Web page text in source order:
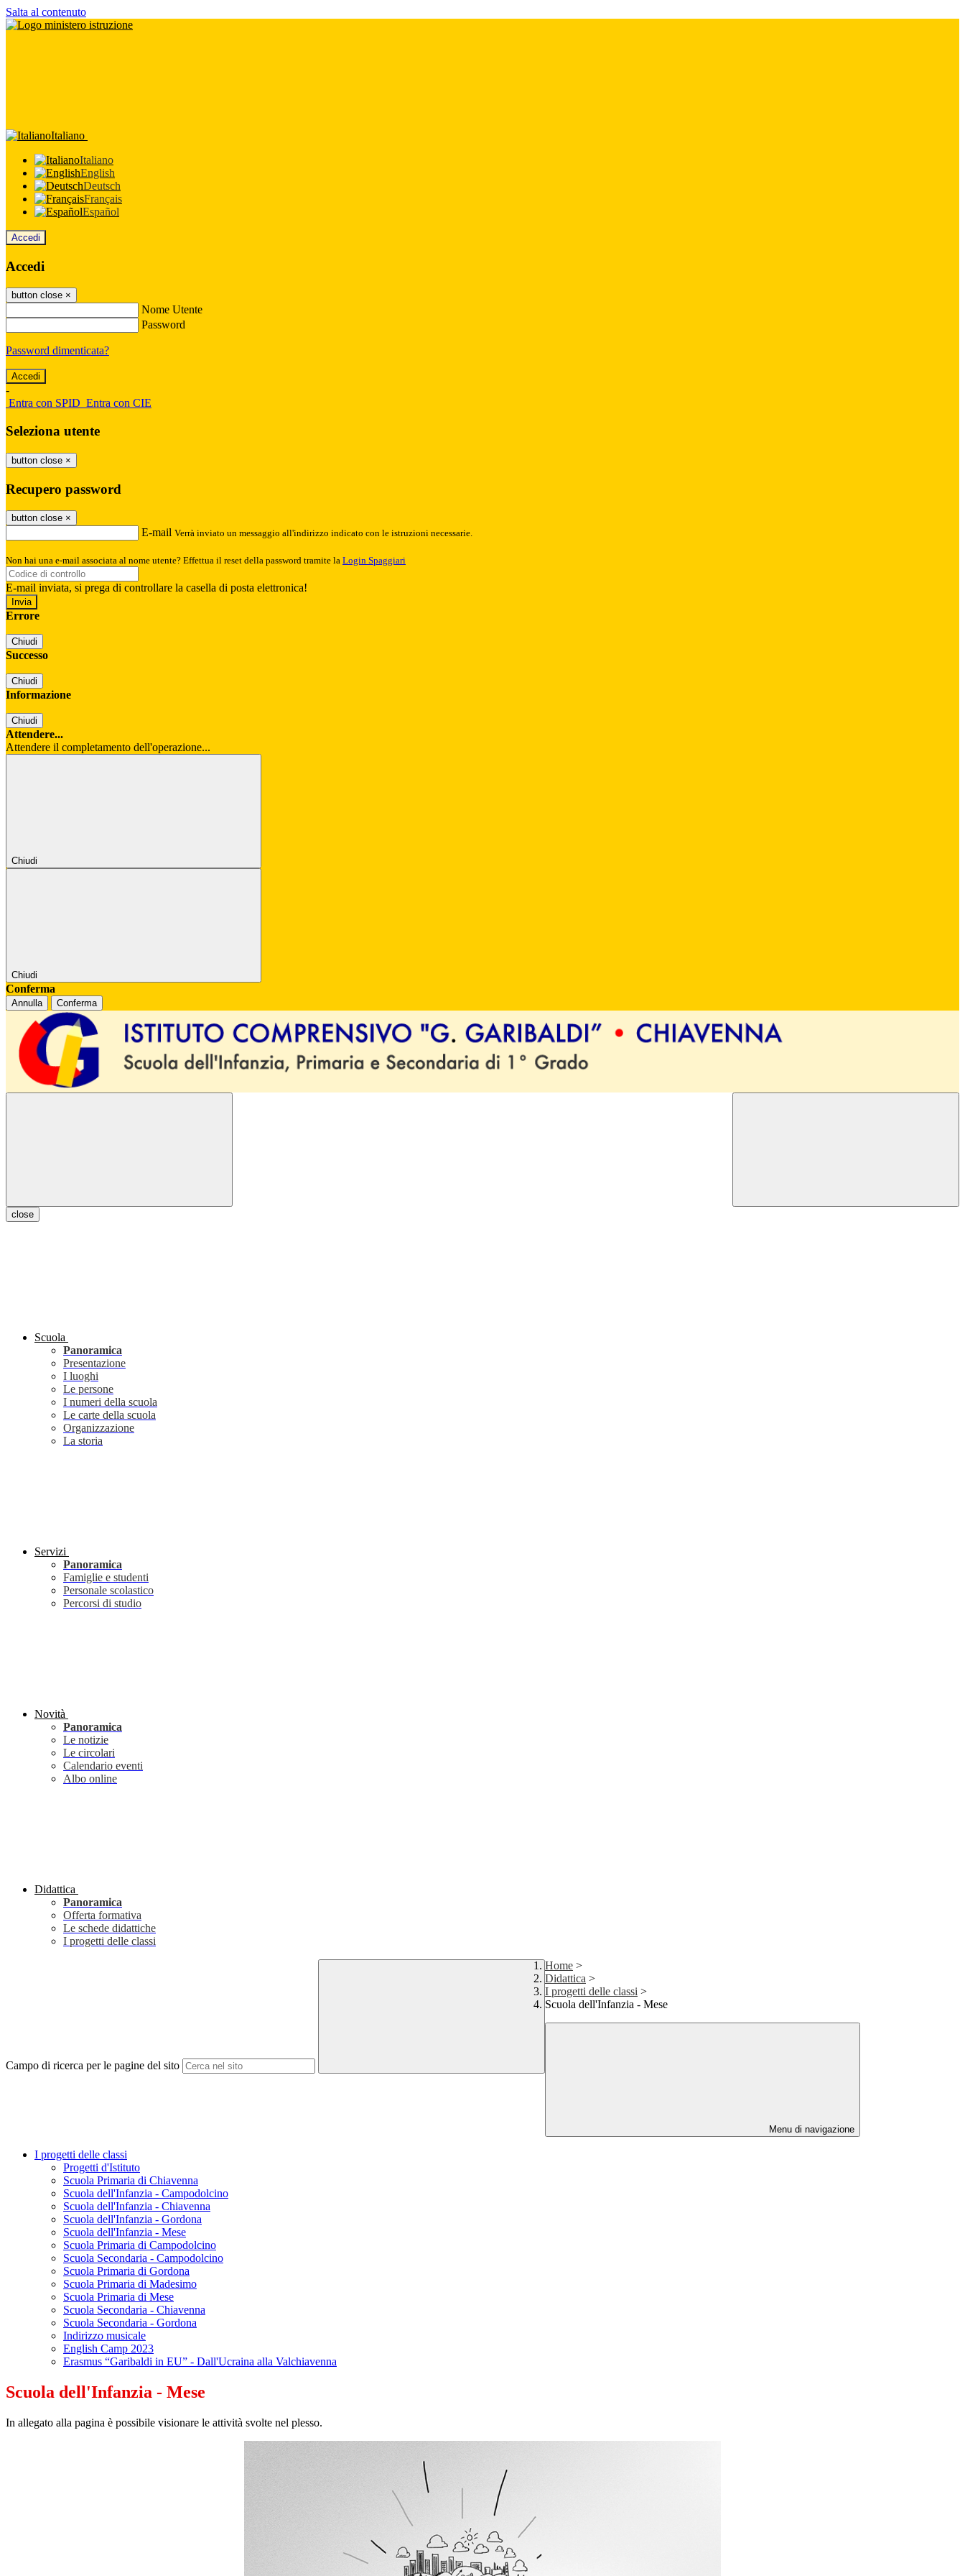
Salta al contenuto
Italiano
Italiano
English
Deutsch
Français
Español
Accedi
Accedi
button close ×
Nome Utente
Password
Password dimenticata?
-
Entra con SPID Entra con CIE
Seleziona utente
button close ×
Recupero password
button close ×
E-mail Verrà inviato un messaggio all'indirizzo indicato con le istruzioni necessarie.
Non hai una e-mail associata al nome utente? Effettua il reset della password tramite la Login Spaggiari
E-mail inviata, si prega di controllare la casella di posta elettronica!
Errore
Chiudi
Successo
Chiudi
Informazione
Chiudi
Attendere...
Attendere il completamento dell'operazione...
Chiudi
Chiudi
Conferma
Annulla Conferma
close
Scuola
Panoramica
Presentazione
I luoghi
Le persone
I numeri della scuola
Le carte della scuola
Organizzazione
La storia
Servizi
Panoramica
Famiglie e studenti
Personale scolastico
Percorsi di studio
Novità
Panoramica
Le notizie
Le circolari
Calendario eventi
Albo online
Didattica
Panoramica
Offerta formativa
Le schede didattiche
I progetti delle classi
Campo di ricerca per le pagine del sito
Home >
Didattica >
I progetti delle classi >
Scuola dell'Infanzia - Mese
Menu di navigazione
I progetti delle classi
Progetti d'Istituto
Scuola Primaria di Chiavenna
Scuola dell'Infanzia - Campodolcino
Scuola dell'Infanzia - Chiavenna
Scuola dell'Infanzia - Gordona
Scuola dell'Infanzia - Mese
Scuola Primaria di Campodolcino
Scuola Secondaria - Campodolcino
Scuola Primaria di Gordona
Scuola Primaria di Madesimo
Scuola Primaria di Mese
Scuola Secondaria - Chiavenna
Scuola Secondaria - Gordona
Indirizzo musicale
English Camp 2023
Erasmus “Garibaldi in EU” - Dall'Ucraina alla Valchiavenna
Scuola dell'Infanzia - Mese
In allegato alla pagina è possibile visionare le attività svolte nel plesso.